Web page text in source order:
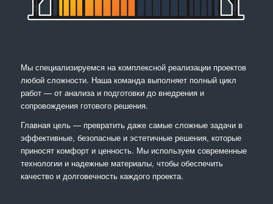
Мы специализируемся на комплексной реализации проектов
любой сложности. Наша команда выполняет полный цикл
работ — от анализа и подготовки до внедрения и
сопровождения готового решения.
Главная цель — превратить даже самые сложные задачи в
эффективные, безопасные и эстетичные решения, которые
приносят комфорт и ценность. Мы используем современные
технологии и надежные материалы, чтобы обеспечить
качество и долговечность каждого проекта.